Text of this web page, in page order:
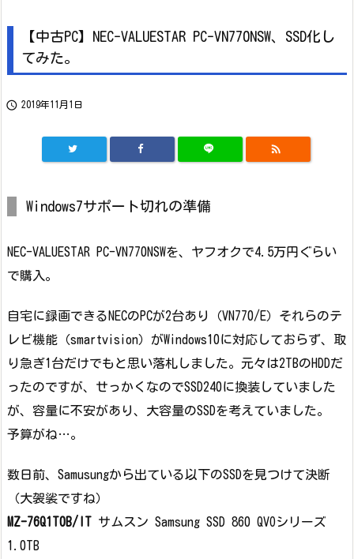
【中古PC】NEC-VALUESTAR PC-VN770NSW、SSD化し
てみた。
 2019年11月1日

Windows7サポート切れの準備
NEC-VALUESTAR PC-VN770NSWを、ヤフオクで4.5万円ぐらい
で購入。
自宅に録画できるNECのPCが2台あり（VN770/E）それらのテ
レビ機能（smartvision）がWindows10に対応しておらず、取
り急ぎ1台だけでもと思い落札しました。元々は2TBのHDDだ
ったのですが、せっかくなのでSSD240に換装していました
が、容量に不安があり、大容量のSSDを考えていました。
予算がね…。
数日前、Samusungから出ている以下のSSDを見つけて決断
（大袈裟ですね）
MZ-76Q1T0B/IT サムスン Samsung SSD 860 QVOシリーズ
1.0TB